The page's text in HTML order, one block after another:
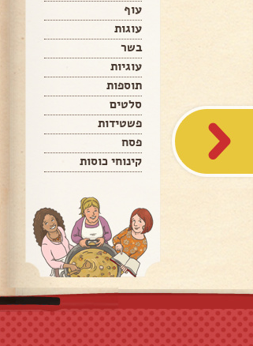
עוף
עוגות
בשר
עוגיות
תוספות
סלטים
פשטידות
פסח
קינוחי כוסות